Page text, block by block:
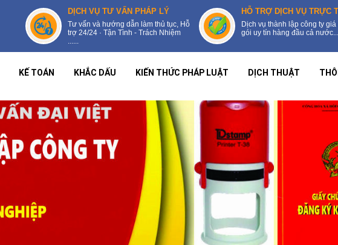
DỊCH VỤ TƯ VẤN PHÁP LÝ
Tư vấn và hướng dẫn làm thủ tục, Hỗ
trợ 24/24 · Tận Tình - Trách Nhiệm
......
HỖ TRỢ DỊCH VỤ TRỰC
Dịch vụ thành lập công ty giá
gói uy tín hàng đầu cả
KẾ TOÁN KHẮC DẤU KIẾN THỨC PHÁP LUẬT DỊCH THUẬT